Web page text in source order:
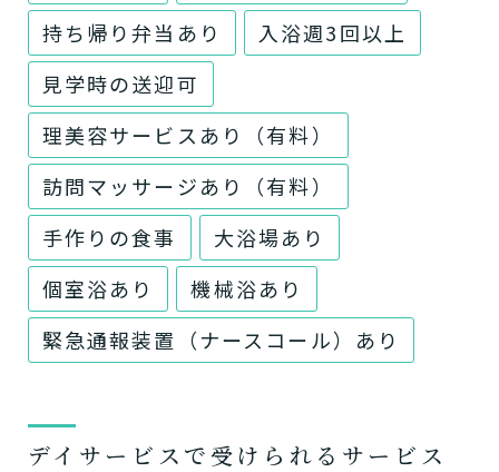
持ち帰り弁当あり
入浴週3回以上
見学時の送迎可
理美容サービスあり（有料）
訪問マッサージあり（有料）
手作りの食事
大浴場あり
個室浴あり
機械浴あり
緊急通報装置（ナースコール）あり
デイサービスで受けられるサービス